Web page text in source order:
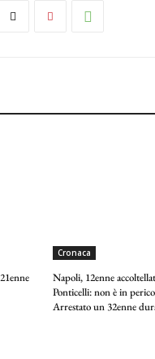
Cronaca
Napoli, 12enne
Ponticelli: non è in
Arrestato un 32enne